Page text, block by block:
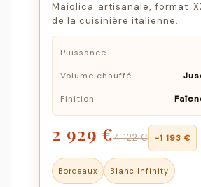
Maiolica artisanale, format
de la cuisinière italienne.
Puissance
Volume chauffé
Finition
2 929 €4 122 € −1 193 €
Bordeaux Blanc Infinity